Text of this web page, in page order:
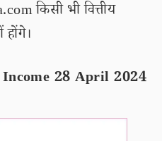
किसी भी वित्तीय
28 April 2024